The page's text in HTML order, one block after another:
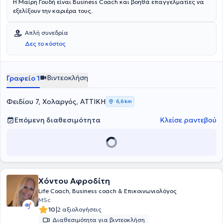
Η Μαίρη Γουδή είναι Βusiness Coach και βοηθά επαγγελματίες να
εξελίξουν την καριέρα τους.
Απλή συνεδρία
Δες το κόστος
Γραφείο 1 Βιντεοκλήση
Φειδίου 7, Χολαργός, ΑΤΤΙΚΗ 6,6 km
Επόμενη διαθεσιμότητα Κλείσε ραντεβού
Χόντου Αφροδίτη
Life Coach, Business coach & Επικοινωνιολόγος
MSc
10|2 αξιολογήσεις
Διαθεσιμότητα για βιντεοκλήση